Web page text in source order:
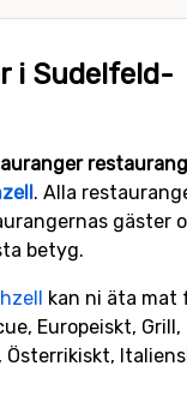
i Sudelfeld-
. Alla
gäster
betyg.
kan ni äta mat
Europeiskt,